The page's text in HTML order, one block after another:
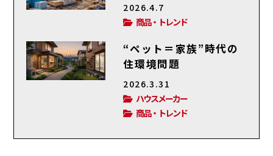
2026.4.7
商品・トレンド
“ペット＝家族”時代の
住環境問題
2026.3.31
ハウスメーカー
商品・トレンド